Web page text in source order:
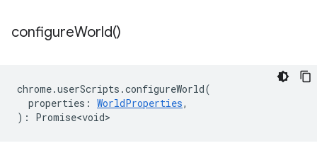
configureWorld()
chrome.userScripts .configureWorld(
properties : WorldProperties,
) : Promise<void>